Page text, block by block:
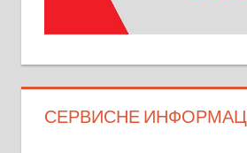
СЕРВИСНЕ